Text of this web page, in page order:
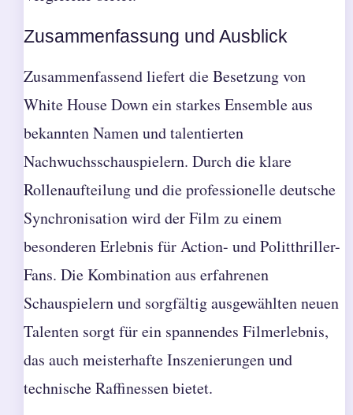
Zusammenfassung und Ausblick
Zusammenfassend liefert die Besetzung von
White House Down ein starkes Ensemble aus
bekannten Namen und talentierten
Nachwuchsschauspielern. Durch die klare
Rollenaufteilung und die professionelle deutsche
Synchronisation wird der Film zu einem
besonderen Erlebnis für Action- und Politthriller-
Fans. Die Kombination aus erfahrenen
Schauspielern und sorgfältig ausgewählten neuen
Talenten sorgt für ein spannendes Filmerlebnis,
das auch meisterhafte Inszenierungen und
technische Raffinessen bietet.